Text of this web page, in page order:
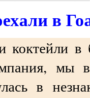
в
коктейли в
мы
в